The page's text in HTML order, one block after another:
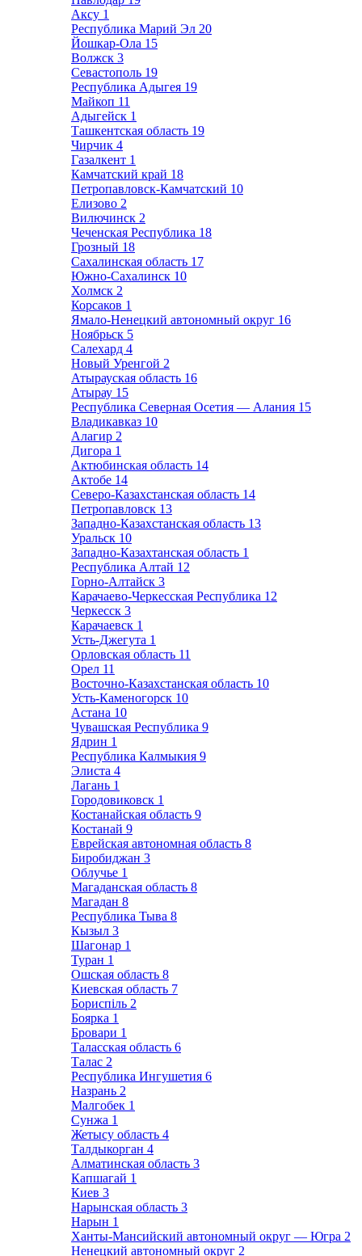
Аксу 1
Республика Марий Эл 20
Йошкар-Ола 15
Волжск 3
Севастополь 19
Республика Адыгея 19
Майкоп 11
Адыгейск 1
Ташкентская область 19
Чирчик 4
Газалкент 1
Камчатский край 18
Петропавловск-Камчатский 10
Елизово 2
Вилючинск 2
Чеченская Республика 18
Грозный 18
Сахалинская область 17
Южно-Сахалинск 10
Холмск 2
Корсаков 1
Ямало-Ненецкий автономный округ 16
Ноябрьск 5
Салехард 4
Новый Уренгой 2
Атырауская область 16
Атырау 15
Республика Северная Осетия — Алания 15
Владикавказ 10
Алагир 2
Дигора 1
Актюбинская область 14
Актобе 14
Северо-Казахстанская область 14
Петропавловск 13
Западно-Казахстанская область 13
Уральск 10
Западно-Казахтанская область 1
Республика Алтай 12
Горно-Алтайск 3
Карачаево-Черкесская Республика 12
Черкесск 3
Карачаевск 1
Усть-Джегута 1
Орловская область 11
Орел 11
Восточно-Казахстанская область 10
Усть-Каменогорск 10
Астана 10
Чувашская Республика 9
Ядрин 1
Республика Калмыкия 9
Элиста 4
Лагань 1
Городовиковск 1
Костанайская область 9
Костанай 9
Еврейская автономная область 8
Биробиджан 3
Облучье 1
Магаданская область 8
Магадан 8
Республика Тыва 8
Кызыл 3
Шагонар 1
Туран 1
Ошская область 8
Киевская область 7
Бориспіль 2
Боярка 1
Бровари 1
Таласская область 6
Талас 2
Республика Ингушетия 6
Назрань 2
Малгобек 1
Сунжа 1
Жетысу область 4
Талдыкорган 4
Алматинская область 3
Капшагай 1
Киев 3
Нарынская область 3
Нарын 1
Ханты-Мансийский автономный округ — Югра 2
Ненецкий автономный округ 2